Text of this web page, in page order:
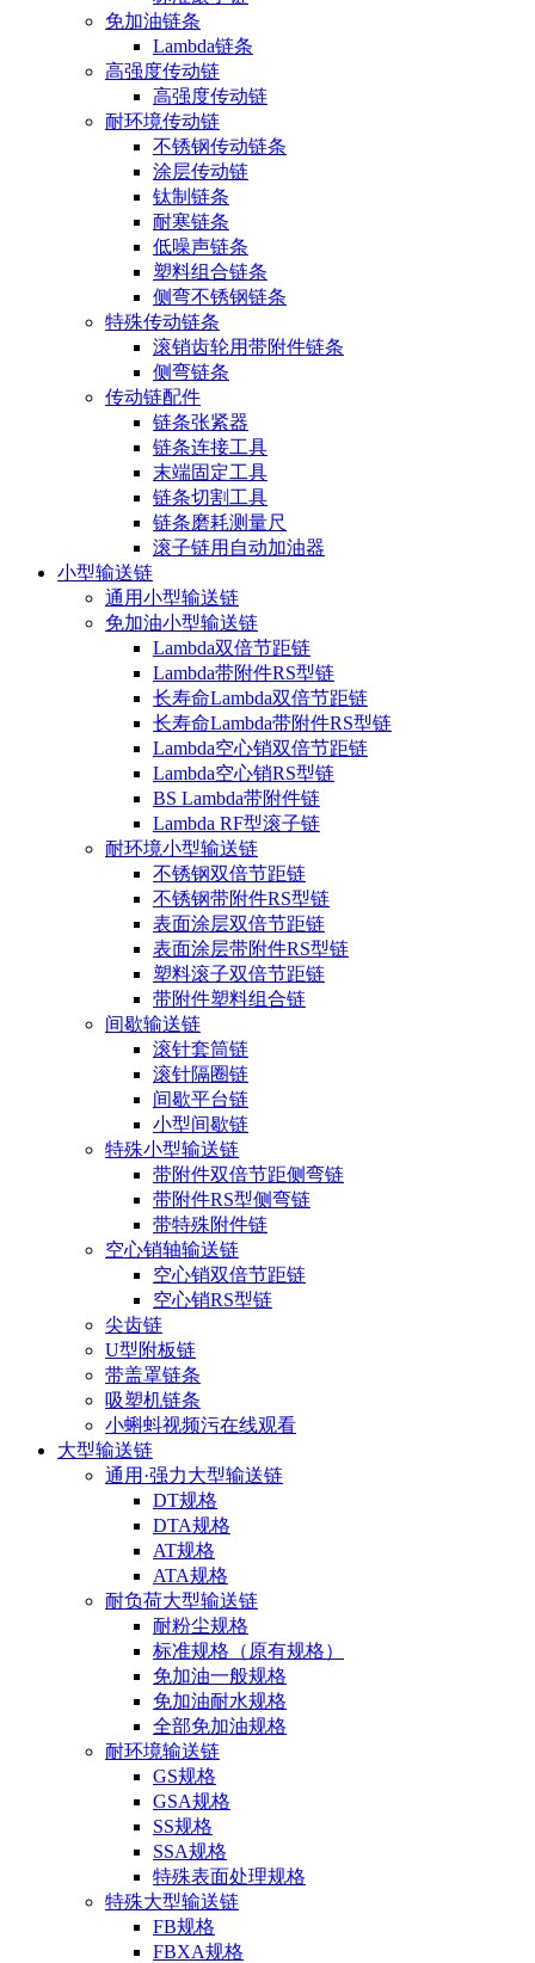
免加油链条
Lambda链条
高强度传动链
高强度传动链
耐环境传动链
不锈钢传动链条
涂层传动链
钛制链条
耐寒链条
低噪声链条
塑料组合链条
侧弯不锈钢链条
特殊传动链条
滚销齿轮用带附件链条
侧弯链条
传动链配件
链条张紧器
链条连接工具
末端固定工具
链条切割工具
链条磨耗测量尺
滚子链用自动加油器
小型输送链
通用小型输送链
免加油小型输送链
Lambda双倍节距链
Lambda带附件RS型链
长寿命Lambda双倍节距链
长寿命Lambda带附件RS型链
Lambda空心销双倍节距链
Lambda空心销RS型链
BS Lambda带附件链
Lambda RF型滚子链
耐环境小型输送链
不锈钢双倍节距链
不锈钢带附件RS型链
表面涂层双倍节距链
表面涂层带附件RS型链
塑料滚子双倍节距链
带附件塑料组合链
间歇输送链
滚针套筒链
滚针隔圈链
间歇平台链
小型间歇链
特殊小型输送链
带附件双倍节距侧弯链
带附件RS型侧弯链
带特殊附件链
空心销轴输送链
空心销双倍节距链
空心销RS型链
尖齿链
U型附板链
带盖罩链条
吸塑机链条
小蝌蚪视频污在线观看
大型输送链
通用·强力大型输送链
DT规格
DTA规格
AT规格
ATA规格
耐负荷大型输送链
耐粉尘规格
标准规格（原有规格）
免加油一般规格
免加油耐水规格
全部免加油规格
耐环境输送链
GS规格
GSA规格
SS规格
SSA规格
特殊表面处理规格
特殊大型输送链
FB规格
FBXA规格